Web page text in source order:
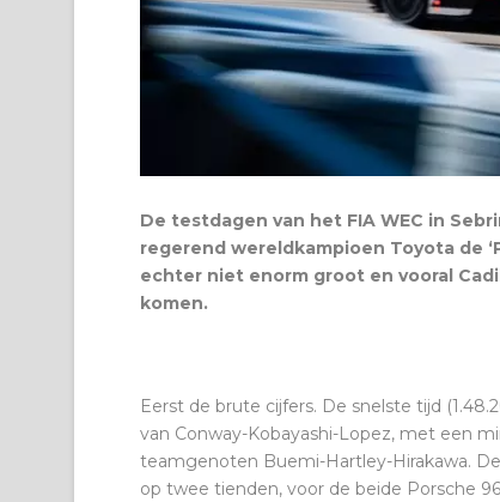
De testdagen van het FIA WEC in
regerend wereldkampioen Toyota de
echter niet enorm groot en vooral
komen.
Eerst de brute cijfers. De snelste tijd
van Conway-Kobayashi-Lopez, met een
teamgenoten Buemi-Hartley-Hirakawa.
op twee tienden, voor de beide Porsche